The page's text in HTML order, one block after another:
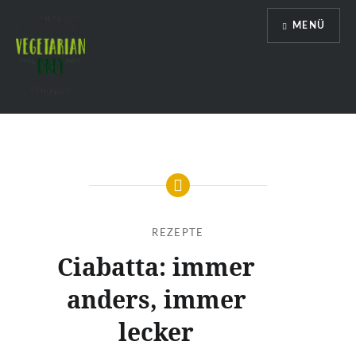
Inhalt
Vegetarian Only
MENÜ
REZEPTE
Ciabatta: immer
anders, immer
lecker